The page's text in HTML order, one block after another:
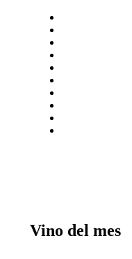
Vino del mes